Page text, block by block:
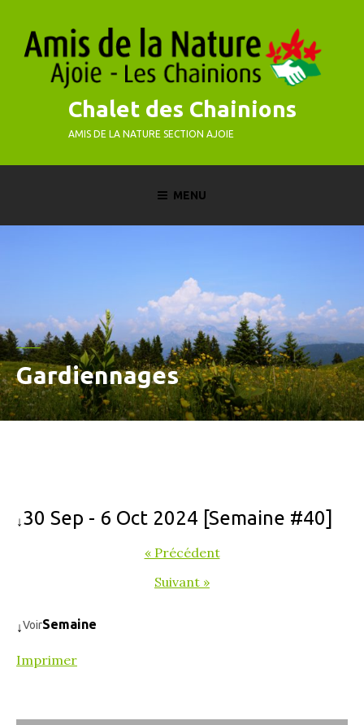
content
Chalet des Chainions
AMIS DE LA NATURE SECTION AJOIE
MENU
Gardiennages
↓30 Sep - 6 Oct 2024 [Semaine #40]
« Précédent
Suivant »
↓VoirSemaine
Imprimer